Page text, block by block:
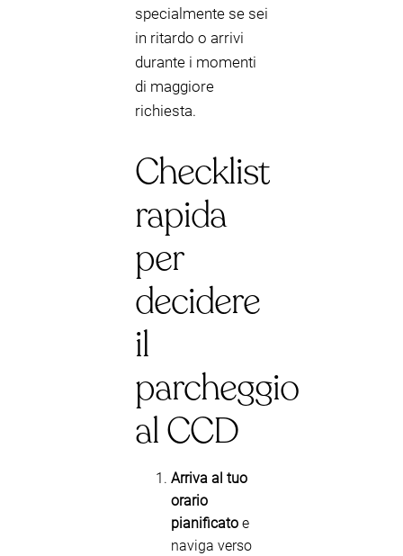
specialmente se sei
in ritardo o arrivi
durante i momenti
di maggiore
richiesta.
Checklist
rapida
per
decidere
il
parcheggio
al CCD
Arriva al tuo
orario
pianificato e
naviga verso